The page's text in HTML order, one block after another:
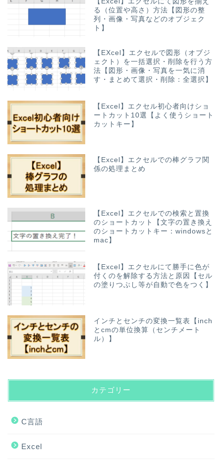
る（位置や高さ）方法【図形の整
列・画像・写真などのオブジェク
ト】
【EXcel】エクセルで図形（オブジ
ェクト）を一括選択・削除を行う方
法【図形・画像・写真を一気に消
す・まとめて選択・削除：全選択】
【Excel】エクセル初心者向けショ
ートカット10選【よく使うショート
カットキー】
【Excel】エクセルでの棒グラフ関
係の処理まとめ
【Excel】エクセルでの検索と置換
のショートカット【文字の置き換え
のショートカットキー：windowsと
mac】
【Excel】エクセルにて勝手に色が
付くのを解除する方法と原因【セル
の塗りつぶし等が自動で色をつく】
インチとセンチの変換一覧表【inch
とcmの単位換算（センチメート
ル）】
カテゴリー
C言語
Excel